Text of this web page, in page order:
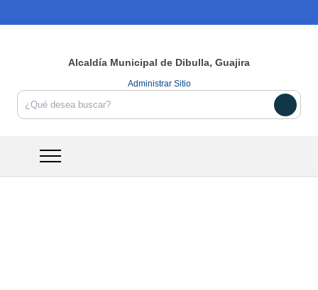
Alcaldía Municipal de Dibulla,Guajira
Administrar Sitio